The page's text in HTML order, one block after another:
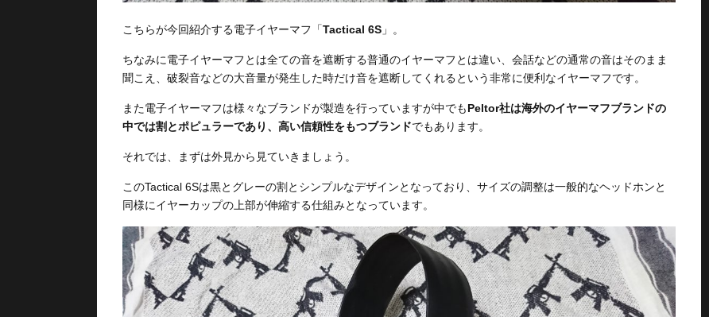
こちらが今回紹介する電子イヤーマフ「Tactical 6S 」。
ちなみに電子イヤーマフとは全ての音を遮断する普通のイヤーマフとは違い、会話などの通常の音はそのまま
聞こえ、破裂音などの大音量が発生した時だけ音を遮断してくれるという非常に便利なイヤーマフです。
また電子イヤーマフは様々なブランドが製造を行っていますが中でもPeltor社は海外のイヤーマフブランドの
中では割とポピュラーであり、高い信頼性をもつブランドでもあります。
それでは、まずは外見から見ていきましょう。
このTactical 6Sは黒とグレーの割とシンプルなデザインとなっており、サイズの調整は一般的なヘッドホンと
同様にイヤーカップの上部が伸縮する仕組みとなっています。